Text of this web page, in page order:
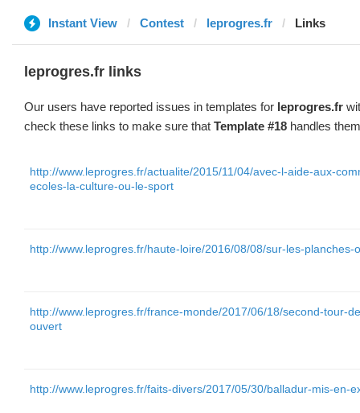
Instant View Contest leprogres.fr Links
leprogres.fr links
Our users have reported issues in templates for leprogres.fr
check these links to make sure that Template #18 handles
http://www.leprogres.fr/actualite/2015/11/04/avec-l-aide-aux-
ecoles-la-culture-ou-le-sport
http://www.leprogres.fr/haute-loire/2016/08/08/sur-les-
http://www.leprogres.fr/france-monde/2017/06/18/second-tour-
ouvert
http://www.leprogres.fr/faits-divers/2017/05/30/balladur-mis-en-